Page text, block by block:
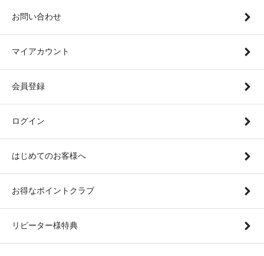
お問い合わせ
マイアカウント
会員登録
ログイン
はじめてのお客様へ
お得なポイントクラブ
リピーター様特典